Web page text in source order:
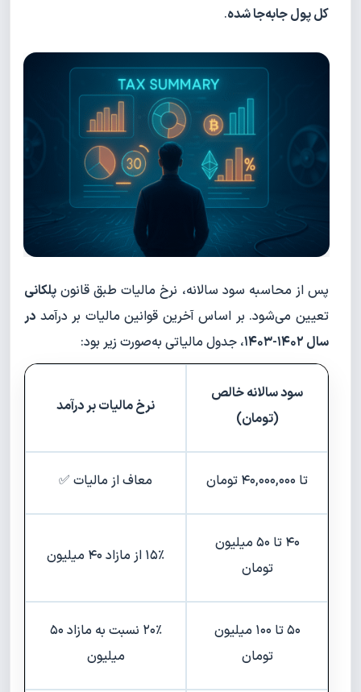
کل پول جابه‌جا شده.
پس از محاسبه سود سالانه، نرخ مالیات طبق قانون پلکانی
تعیین می‌شود. بر اساس آخرین قوانین مالیات بر درآمد در
سال ۱۴۰۲-۱۴۰۳
، جدول مالیاتی به‌صورت زیر بود:
سود سالانه خالص
(تومان)
نرخ مالیات بر درآمد
تا ۴۰,۰۰۰,۰۰۰ تومان معاف از مالیات ✅
۴۰ تا ۵۰ میلیون
تومان
۱۵٪ از مازاد ۴۰ میلیون
۵۰ تا ۱۰۰ میلیون
تومان
۲۰٪ نسبت به مازاد ۵۰
میلیون